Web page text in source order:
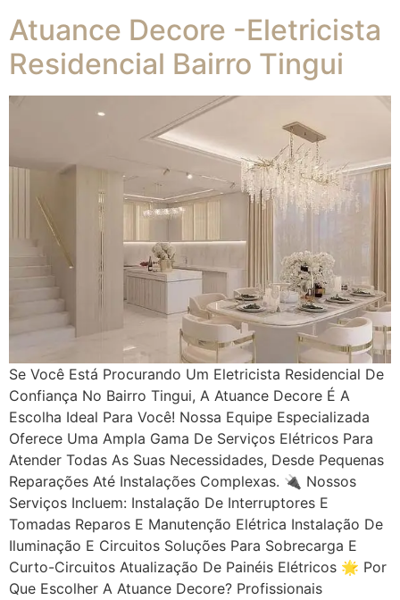
Atuance Decore -Eletricista
Residencial Bairro Tingui
Se Você Está Procurando Um Eletricista Residencial De
Confiança No Bairro Tingui, A Atuance Decore É A
Escolha Ideal Para Você! Nossa Equipe Especializada
Oferece Uma Ampla Gama De Serviços Elétricos Para
Atender Todas As Suas Necessidades, Desde Pequenas
Reparações Até Instalações Complexas. 🔌 Nossos
Serviços Incluem: Instalação De Interruptores E
Tomadas Reparos E Manutenção Elétrica Instalação De
Iluminação E Circuitos Soluções Para Sobrecarga E
Curto-Circuitos Atualização De Painéis Elétricos 🌟 Por
Que Escolher A Atuance Decore? Profissionais